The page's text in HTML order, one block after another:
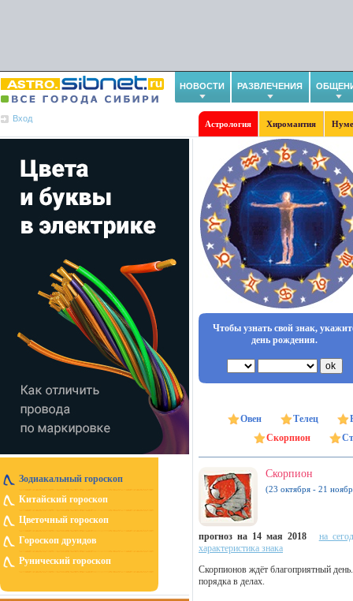
НОВОСТИ РАЗВЛЕЧЕНИЯ
Вход
Астрология Хиромантия
Зодиакальный гороскоп
Китайский гороскоп
Цветочный гороскоп
Гороскоп друидов
Рунический гороскоп
Чтобы узнать свой знак,
день рождения.
Овен Телец
Скорпион
Скорпион
(23 октября - 21
прогноз на 14 мая 2018
на
характеристика знака
Скорпионов ждёт благоприятный
порядка в делах.